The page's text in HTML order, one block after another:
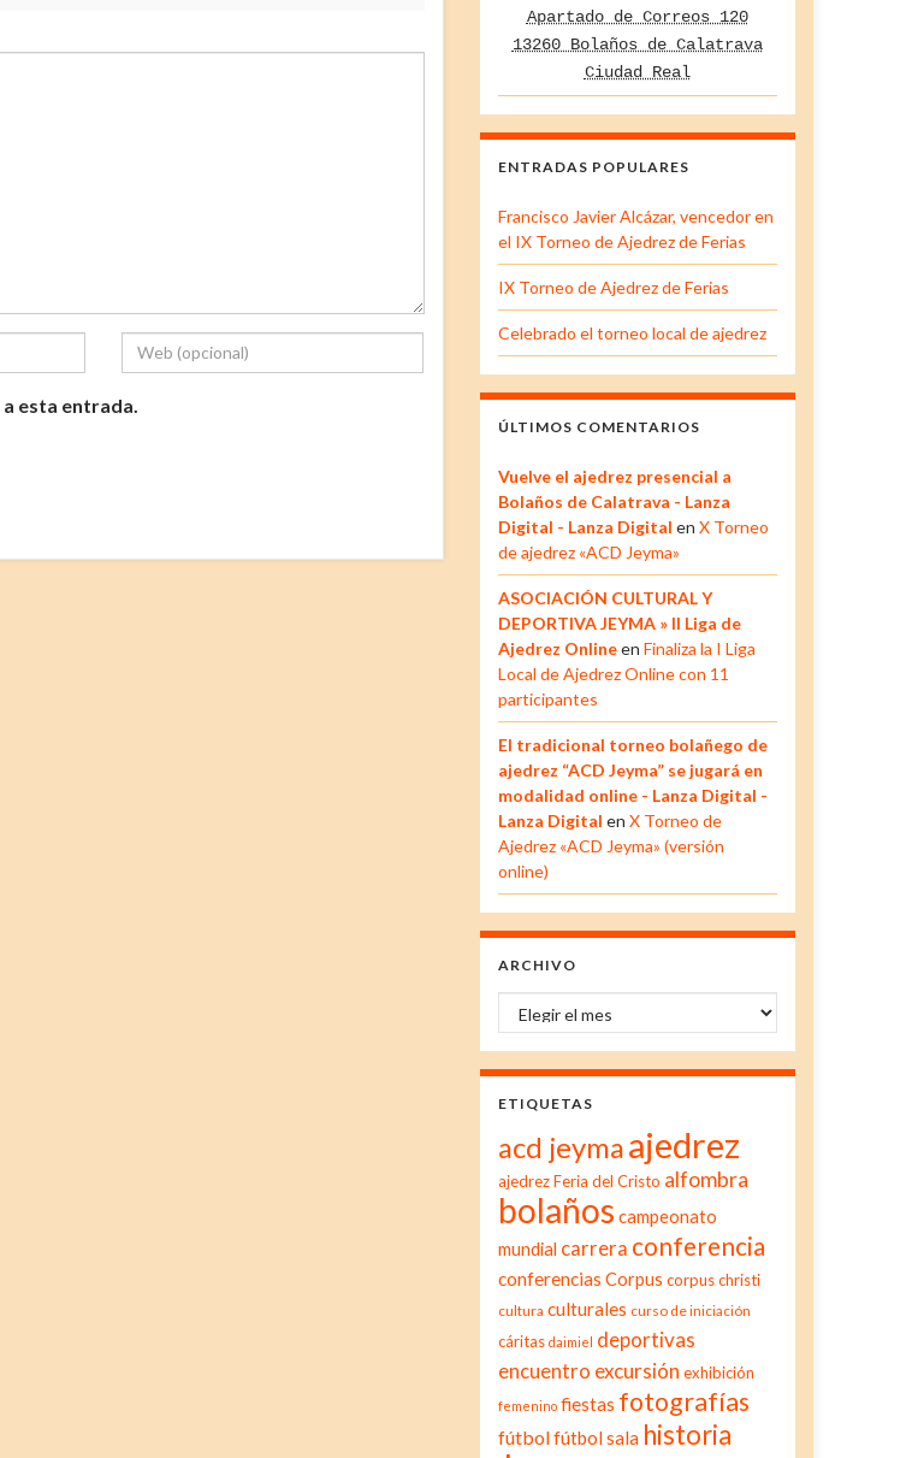
esta entrada.
Apartado de Correos 120
13260 Bolaños de Calatrava
Ciudad Real
ENTRADAS POPULARES
Francisco Javier Alcázar, vencedor en
el IX Torneo de Ajedrez de Ferias
IX Torneo de Ajedrez de Ferias
Celebrado el torneo local de ajedrez
ÚLTIMOS COMENTARIOS
Vuelve el ajedrez presencial a
Bolaños de Calatrava - Lanza
Digital - Lanza Digital en X Torneo
de ajedrez «ACD Jeyma»
ASOCIACIÓN CULTURAL Y
DEPORTIVA JEYMA » II Liga de
Ajedrez Onlineen Finaliza la I Liga
Local de Ajedrez Online con 11
participantes
El tradicional torneo bolañego de
ajedrez “ACD Jeyma” se jugará en
modalidad online - Lanza Digital -
Lanza Digital en X Torneo de
Ajedrez «ACD Jeyma» (versión
online)
ARCHIVO
Archivo
ETIQUETAS
acd jeymaajedrez
ajedrez Feria del Cristo alfombra
bolaños campeonato
mundial carrera conferencia
conferencias Corpus corpus christi
cultura culturales curso de iniciación
cáritas daimiel deportivas
encuentro excursión exhibición
femenino fiestas fotografías
fútbolfútbol sala historia